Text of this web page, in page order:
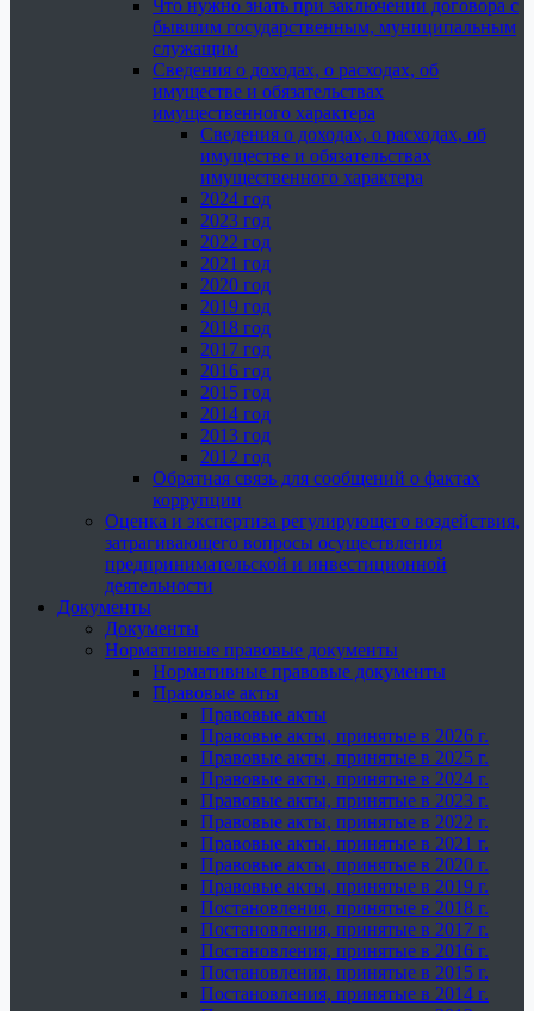
Что нужно знать при заключении договора с
бывшим государственным, муниципальным
служащим
Сведения о доходах, о расходах, об
имуществе и обязательствах
имущественного характера
Сведения о доходах, о расходах, об
имуществе и обязательствах
имущественного характера
2024 год
2023 год
2022 год
2021 год
2020 год
2019 год
2018 год
2017 год
2016 год
2015 год
2014 год
2013 год
2012 год
Обратная связь для сообщений о фактах
коррупции
Оценка и экспертиза регулирующего воздействия,
затрагивающего вопросы осуществления
предпринимательской и инвестиционной
деятельности
Документы
Документы
Нормативные правовые документы
Нормативные правовые документы
Правовые акты
Правовые акты
Правовые акты, принятые в 2026 г.
Правовые акты, принятые в 2025 г.
Правовые акты, принятые в 2024 г.
Правовые акты, принятые в 2023 г.
Правовые акты, принятые в 2022 г.
Правовые акты, принятые в 2021 г.
Правовые акты, принятые в 2020 г.
Правовые акты, принятые в 2019 г.
Постановления, принятые в 2018 г.
Постановления, принятые в 2017 г.
Постановления, принятые в 2016 г.
Постановления, принятые в 2015 г.
Постановления, принятые в 2014 г.